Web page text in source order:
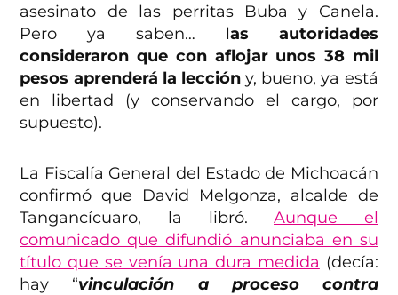
asesinato de las perritas Buba y Canela.
Pero ya saben… las autoridades
consideraron que con aflojar unos 38 mil
pesos aprenderá la leccióny, bueno, ya está
en libertad (y conservando el cargo, por
supuesto).
La Fiscalía General del Estado de Michoacán
confirmó que David Melgonza, alcalde de
Tangancícuaro, la libró.Aunque el
comunicado que difundió anunciaba en su
título que se venía una dura medida (decía:
hay “vinculación a proceso contra